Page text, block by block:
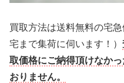
買取方法は送料無料の宅
宅まで集荷に伺います！）
取価格にご納得頂けなか
おりません。